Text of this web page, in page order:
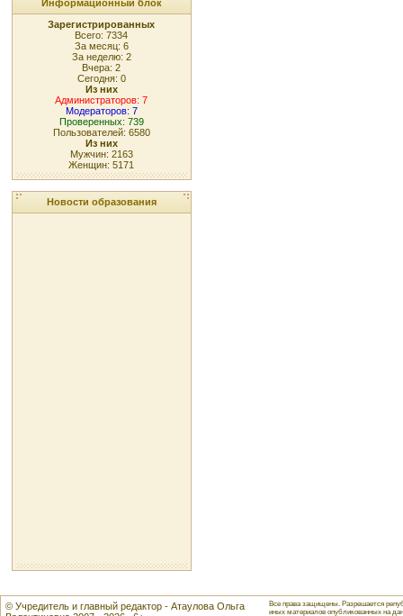
Информационный блок
Зарегистрированных
Всего: 7334
За месяц: 6
За неделю: 2
Вчера: 2
Сегодня: 0
Из них
Администраторов: 7
Модераторов: 7
Проверенных: 739
Пользователей: 6580
Из них
Мужчин: 2163
Женщин: 5171
Новости образования
© Учредитель и главный редактор - Атаулова Ольга
Все права защищены. Разрешается
иных материалов опубликованных на